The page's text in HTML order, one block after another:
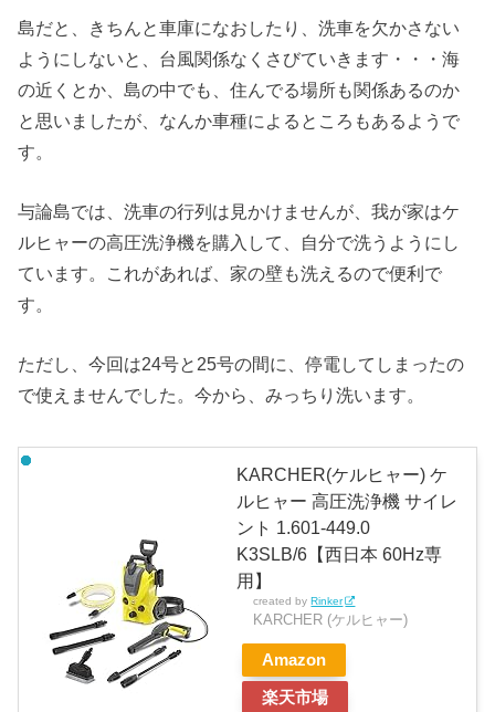
島だと、きちんと車庫になおしたり、洗車を欠かさない
ようにしないと、台風関係なくさびていきます・・・海
の近くとか、島の中でも、住んでる場所も関係あるのか
と思いましたが、なんか車種によるところもあるようで
す。
与論島では、洗車の行列は見かけませんが、我が家はケ
ルヒャーの高圧洗浄機を購入して、自分で洗うようにし
ています。これがあれば、家の壁も洗えるので便利で
す。
ただし、今回は24号と25号の間に、停電してしまったの
で使えませんでした。今から、みっちり洗います。
KARCHER(ケルヒャー) ケ
ルヒャー 高圧洗浄機 サイレ
ント 1.601-449.0
K3SLB/6【西日本 60Hz専
用】
created byRinker
KARCHER (ケルヒャー)
Amazon
楽天市場